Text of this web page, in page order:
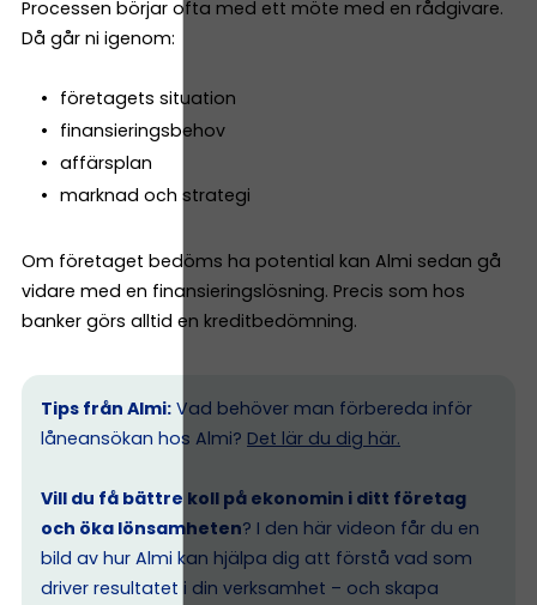
Processen börjar ofta med ett möte med en rådgivare.
Då går ni igenom:
företagets situation
finansieringsbehov
affärsplan
marknad och strategi
Om företaget bedöms ha potential kan Almi sedan gå
vidare med en finansieringslösning. Precis som hos
banker görs alltid en kreditbedömning.
Tips från Almi: Vad behöver man förbereda inför
låneansökan hos Almi? Det lär du dig här.
Vill du få bättre koll på ekonomin i ditt företag
och öka lönsamheten? I den här videon får du en
bild av hur Almi kan hjälpa dig att förstå vad som
driver resultatet i din verksamhet – och skapa